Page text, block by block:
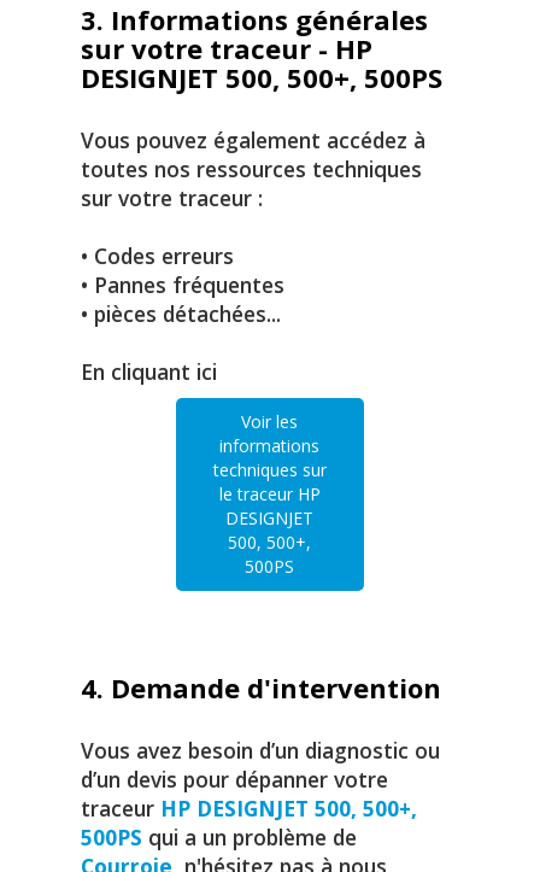
3. Informations générales
sur votre traceur - HP
DESIGNJET 500, 500+, 500PS
Vous pouvez également accédez à
toutes nos ressources techniques
sur votre traceur :
• Codes erreurs
• Pannes fréquentes
• pièces détachées...
En cliquant ici
Voir les
informations
techniques sur
le traceur HP
DESIGNJET
500, 500+,
500PS
4. Demande d'intervention
Vous avez besoin d’un diagnostic ou
d’un devis pour dépanner votre
traceur HP DESIGNJET 500, 500+,
500PS qui a un problème de
Courroie , n'hésitez pas à nous